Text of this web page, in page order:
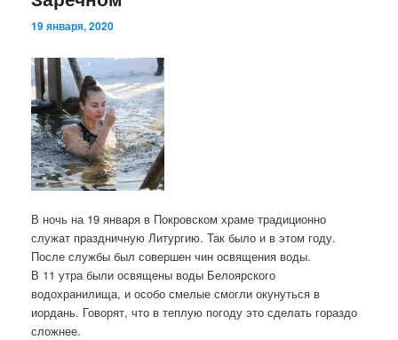
19 января, 2020
В ночь на 19 января в Покровском храме традиционно
служат праздничную Литургию. Так было и в этом году.
После службы был совершен чин освящения воды.
В 11 утра были освящены воды Белоярского
водохранилища, и особо смелые смогли окунуться в
иордань. Говорят, что в теплую погоду это сделать гораздо
сложнее.